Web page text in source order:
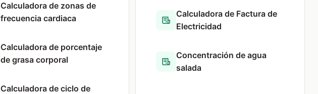
Calculadora de zonas de
frecuencia cardiaca
Calculadora de porcentaje
de grasa corporal
Calculadora de ciclo de
Calculadora de Factura de
Electricidad
Concentración de agua
salada